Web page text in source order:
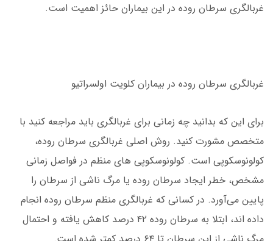
غربالگری سرطان روده در این بیماران حائز اهمیت است.
غربالگری سرطان روده در بیماران کلویت اولسراتیو
برای این که بدانید چه زمانی برای غربالگری باید مراجعه کنید با
متخصص مشورت کنید. روش اصلی غربالگری سرطان روده،
کولونوسکوپی است. کولونوسکوپی های منظم در فواصل زمانی
مشخص، خطر ایجاد سرطان روده یا مرگ ناشی از سرطان را
پایین می‌آورد. در کسانی که غربالگری منظم سرطان روده انجام
داده اند، ابتلا به سرطان روده ۴۲ درصد کاهش یافته و احتمال